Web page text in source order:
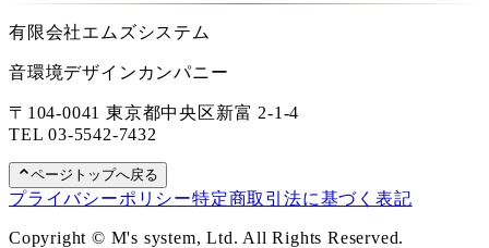
有限会社エムズシステム
音環境デザインカンパニー
〒104-0041 東京都中央区新富 2-1-4
TEL03-5542-7432
ページトップへ戻る
プライバシーポリシー特定商取引法に基づく表記
Copyright © M's system, Ltd. All Rights Reserved.